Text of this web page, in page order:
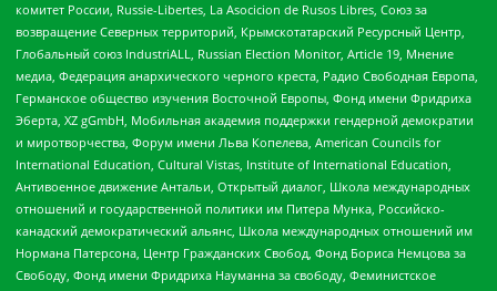
комитет России, Russie-Libertes, La Asocicion de Rusos Libres, Союз за
возвращение Северных территорий, Крымскотатарский Ресурсный Центр,
Глобальный союз IndustriALL, Russian Election Monitor, Article 19, Мнение
медиа, Федерация анархического черного креста, Радио Свободная Европа,
Германское общество изучения Восточной Европы, Фонд имени Фридриха
Эберта, XZ gGmbH, Мобильная академия поддержки гендерной демократии
и миротворчества, Форум имени Льва Копелева, American Councils for
International Education, Cultural Vistas, Institute of International Education,
Антивоенное движение Антальи, Открытый диалог, Школа международных
отношений и государственной политики им Питера Мунка, Российско-
канадский демократический альянс, Школа международных отношений им
Нормана Патерсона, Центр Гражданских Свобод, Фонд Бориса Немцова за
Свободу, Фонд имени Фридриха Науманна за свободу, Феминистское